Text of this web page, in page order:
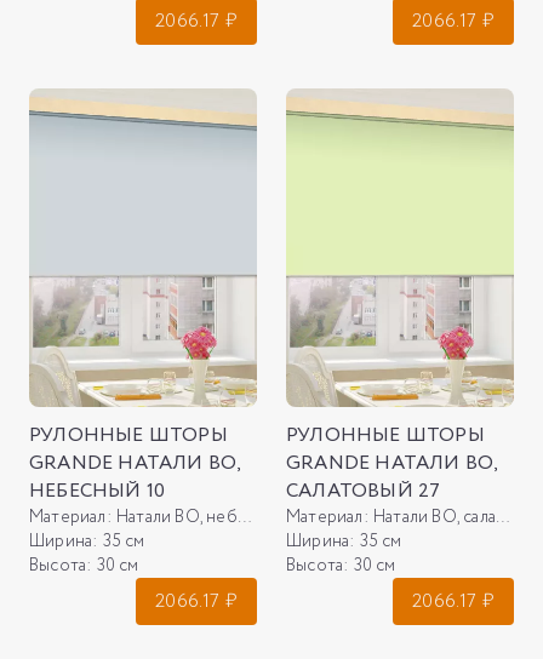
2066.17 ₽ 2066.17 ₽
РУЛОННЫЕ ШТОРЫ
GRANDE НАТАЛИ ВО,
НЕБЕСНЫЙ 10
Материал: Натали ВО, небесный 10
Ширина: 35 см
Высота: 30 см
2066.17 ₽
РУЛОННЫЕ ШТОРЫ
GRANDE НАТАЛИ ВО,
САЛАТОВЫЙ 27
Материал: Натали ВО, салатовый 27
Ширина: 35 см
Высота: 30 см
2066.17 ₽